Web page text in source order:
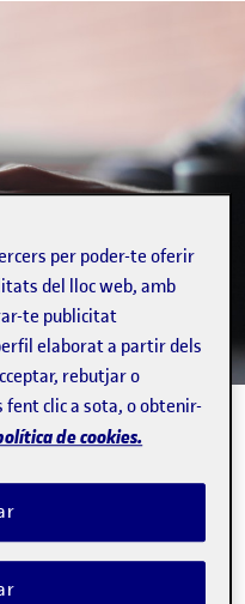
per poder-te oferir
del lloc web, amb
te publicitat
elaborat a partir dels
rebutjar o
clic a sota, o obtenir-
de cookies.